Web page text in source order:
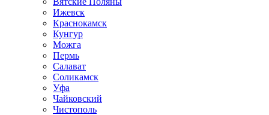
Ижевск
Краснокамск
Кунгур
Можга
Пермь
Салават
Соликамск
Уфа
Чайковский
Чистополь